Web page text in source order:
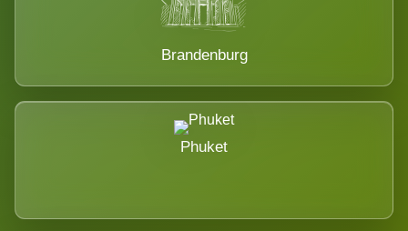
Brandenburg
Phuket